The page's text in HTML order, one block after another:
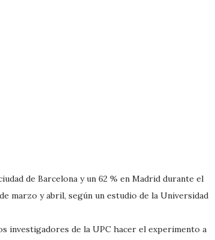
de Barcelona y un 62 % en Madrid durante el
marzo y abril, según un estudio de la Universidad
investigadores de la UPC hacer el experimento a